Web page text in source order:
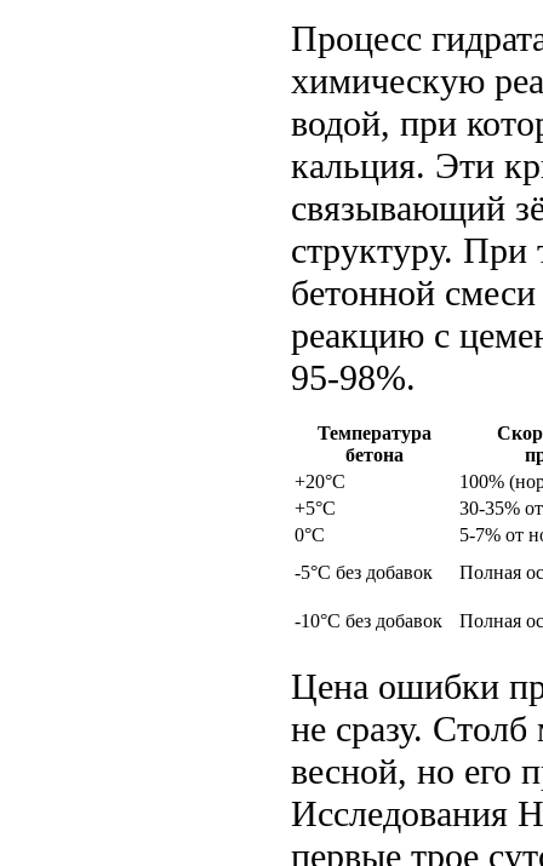
Процесс
химическую
водой, при
кальция. Эти
связывающий
структуру. При
бетонной
реакцию с
95-98%.
Температура
бетона
+20°C
100%
+5°C
30-35%
0°C
5-7% от
-5°C без добавок
Полная
-10°C без добавок Полная
Цена ошибки
не сразу.
весной, но его
Исследования
первые трое